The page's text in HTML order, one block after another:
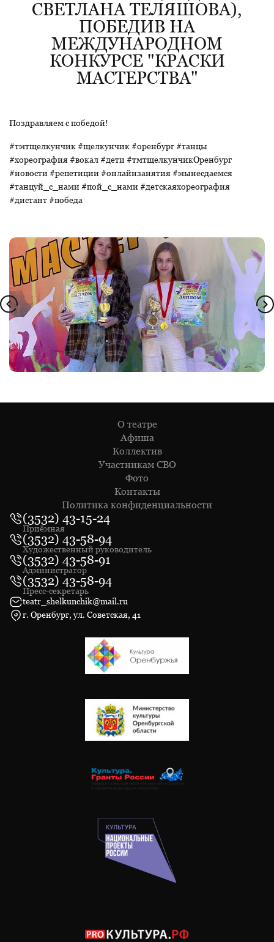
СВЕТЛАНА ТЕЛЯШОВА),
ПОБЕДИВ НА
МЕЖДУНАРОДНОМ
КОНКУРСЕ "КРАСКИ
МАСТЕРСТВА"
Поздравляем с победой!
#тмтщелкунчик #щелкунчик #оренбург #танцы
#хореография #вокал #дети #тмтщелкунчикОренбург
#новости #репетиции #онлайнзанятия #мынесдаемся
#танцуй_с_нами #пой_с_нами #детскаяхореография
#дистант #победа
О театре
Афиша
Коллектив
Участникам СВО
Фото
Контакты
Политика конфиденциальности
(3532) 43-15-24
Приёмная
(3532) 43-58-94
Художественный руководитель
(3532) 43-58-91
Администратор
(3532) 43-58-94
Пресс-секретарь
teatr_shelkunchik@mail.ru
г. Оренбург, ул. Советская, 41